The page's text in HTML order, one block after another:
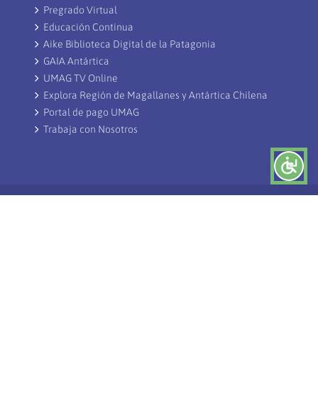
Pregrado Virtual
Educación Continua
Aike Biblioteca Digital de la Patagonia
GAIA Antártica
UMAG TV Online
Explora Región de Magallanes y Antártica Chilena
Portal de pago UMAG
Trabaja con Nosotros